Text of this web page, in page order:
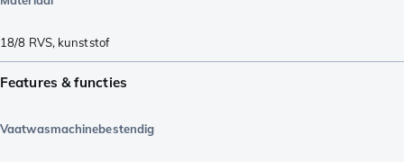
18/8 RVS, kunststof
Features & functies
Vaatwasmachinebestendig